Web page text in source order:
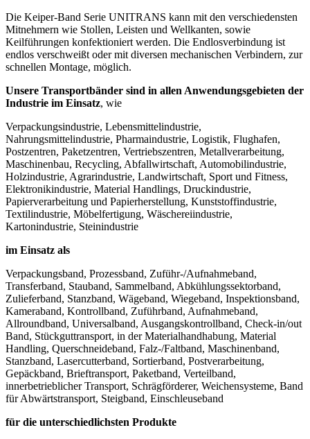
Die Keiper-Band Serie UNITRANS kann mit den verschiedensten
Mitnehmern wie Stollen, Leisten und Wellkanten, sowie
Keilführungen konfektioniert werden. Die Endlosverbindung ist
endlos verschweißt oder mit diversen mechanischen Verbindern, zur
schnellen Montage, möglich.
Unsere Transportbänder sind in allen Anwendungsgebieten der
Industrie im Einsatz, wie
Verpackungsindustrie, Lebensmittelindustrie,
Nahrungsmittelindustrie, Pharmaindustrie, Logistik, Flughafen,
Postzentren, Paketzentren, Vertriebszentren, Metallverarbeitung,
Maschinenbau, Recycling, Abfallwirtschaft, Automobilindustrie,
Holzindustrie, Agrarindustrie, Landwirtschaft, Sport und Fitness,
Elektronikindustrie, Material Handlings, Druckindustrie,
Papierverarbeitung und Papierherstellung, Kunststoffindustrie,
Textilindustrie, Möbelfertigung, Wäschereiindustrie,
Kartonindustrie, Steinindustrie
im Einsatz als
Verpackungsband, Prozessband, Zuführ-/Aufnahmeband,
Transferband, Stauband, Sammelband, Abkühlungssektorband,
Zulieferband, Stanzband, Wägeband, Wiegeband, Inspektionsband,
Kameraband, Kontrollband, Zuführband, Aufnahmeband,
Allroundband, Universalband, Ausgangskontrollband, Check-in/out
Band, Stückguttransport, in der Materialhandhabung, Material
Handling, Querschneideband, Falz-/Faltband, Maschinenband,
Stanzband, Lasercutterband, Sortierband, Postverarbeitung,
Gepäckband, Brieftransport, Paketband, Verteilband,
innerbetrieblicher Transport, Schrägförderer, Weichensysteme, Band
für Abwärtstransport, Steigband, Einschleuseband
für die unterschiedlichsten Produkte